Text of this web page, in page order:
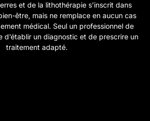
et de la lithothérapie s’inscrit dans
être, mais ne remplace en aucun cas
médical. Seul un professionnel de
d’établir un diagnostic et de prescrire un
traitement adapté.